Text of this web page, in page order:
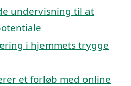
undervisning til at
i hjemmets trygge
et forløb med online